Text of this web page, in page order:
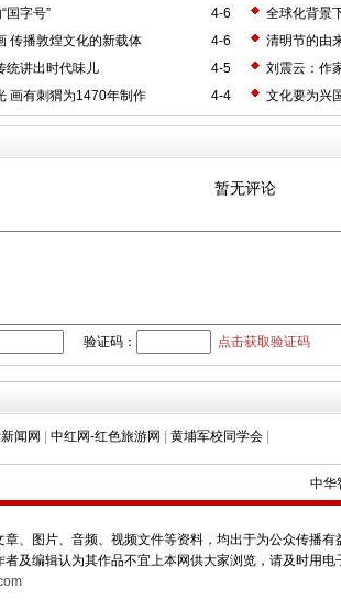
4-6
国字号”
全球化背景
4-6
传播敦煌文化的新载体
清明节的由
4-5
讲出时代味儿
刘震云：作
4-4
画有刺猬为1470年制作 文化要为兴
暂无评论
验证码： 点击获取验证码
闻网 | 中红网-红色旅游网 | 黄埔军校同学会 |
中华
、图片、音频、视频文件等资料，均出于为公众传播
及编辑认为其作品不宜上本网供大家浏览，请及时用